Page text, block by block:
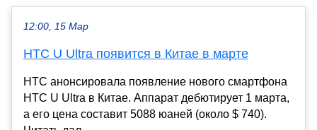
12:00, 15 Мар
HTC U Ultra появится в Китае в марте
HTC анонсировала появление нового смартфона
HTC U Ultra в Китае. Аппарат дебютирует 1 марта,
а его цена составит 5088 юаней (около $ 740).